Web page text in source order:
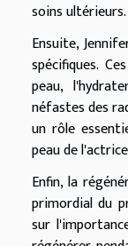
soins ultérieurs.
Ensuite,
spécifiques.
peau,
néfastes des
un rôle
peau de
Enfin, la
primordial du
sur